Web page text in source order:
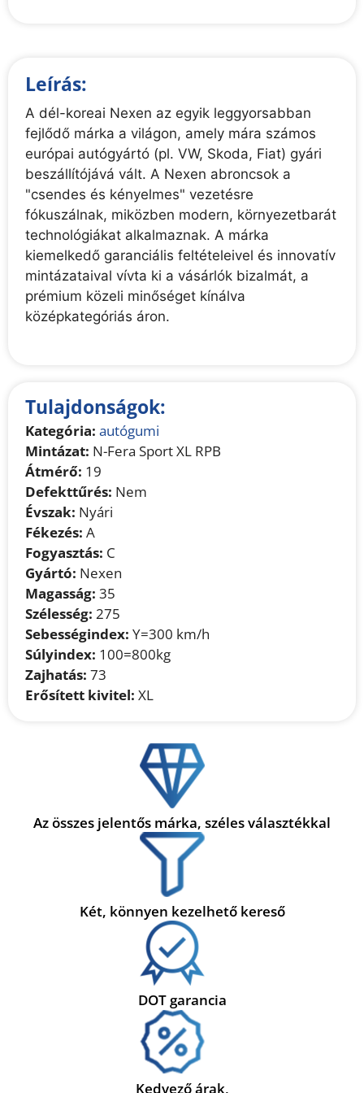
Leírás:
A dél-koreai Nexen az egyik leggyorsabban
fejlődő márka a világon, amely mára számos
európai autógyártó (pl. VW, Skoda, Fiat) gyári
beszállítójává vált. A Nexen abroncsok a
"csendes és kényelmes" vezetésre
fókuszálnak, miközben modern, környezetbarát
technológiákat alkalmaznak. A márka
kiemelkedő garanciális feltételeivel és innovatív
mintázataival vívta ki a vásárlók bizalmát, a
prémium közeli minőséget kínálva
középkategóriás áron.
Tulajdonságok:
Kategória: autógumi
Mintázat: N-Fera Sport XL RPB
Átmérő: 19
Defekttűrés: Nem
Évszak: Nyári
Fékezés: A
Fogyasztás: C
Gyártó: Nexen
Magasság: 35
Szélesség: 275
Sebességindex: Y=300 km/h
Súlyindex: 100=800kg
Zajhatás: 73
Erősített kivitel: XL
Az összes jelentős márka, széles választékkal
Két, könnyen kezelhető kereső
DOT garancia
Kedvező árak,